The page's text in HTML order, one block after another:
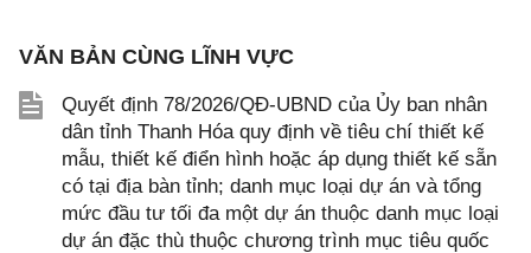
VĂN BẢN CÙNG LĨNH VỰC
Quyết định 78/2026/QĐ-UBND của Ủy ban nhân
dân tỉnh Thanh Hóa quy định về tiêu chí thiết kế
mẫu, thiết kế điển hình hoặc áp dụng thiết kế sẵn
có tại địa bàn tỉnh; danh mục loại dự án và tổng
mức đầu tư tối đa một dự án thuộc danh mục loại
dự án đặc thù thuộc chương trình mục tiêu quốc